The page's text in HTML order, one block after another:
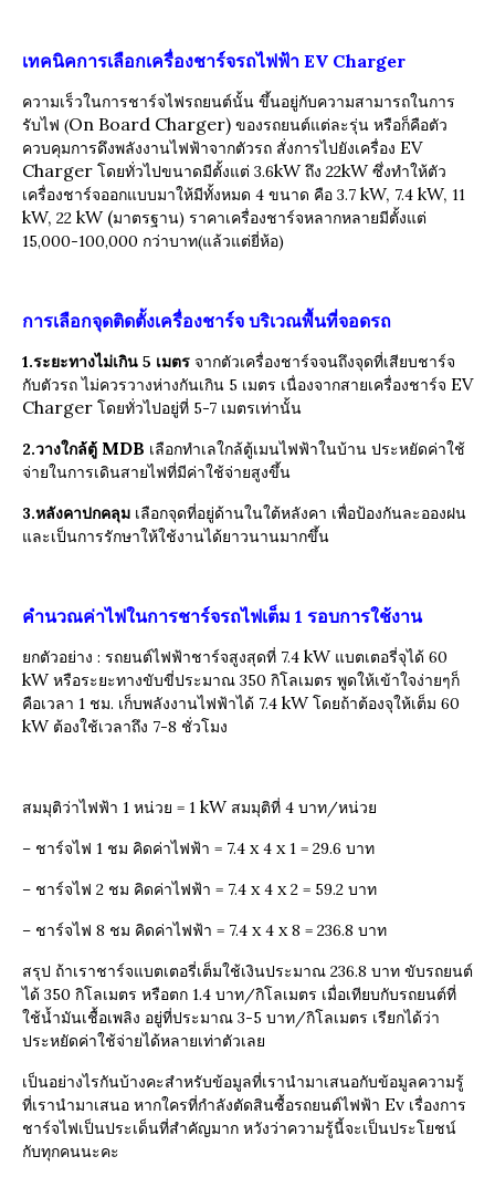
เทคนิคการเลือกเครื่องชาร์จรถไฟฟ้า EV Charger
ความเร็วในการชาร์จไฟรถยนต์นั้น ขึ้นอยู่กับความสามารถในการ
รับไฟ (On Board Charger) ของรถยนต์แต่ละรุ่น หรือก็คือตัว
ควบคุมการดึงพลังงานไฟฟ้าจากตัวรถ สั่งการไปยังเครื่อง EV
Charger โดยทั่วไปขนาดมีตั้งแต่ 3.6kW ถึง 22kW ซึ่งทำให้ตัว
เครื่องชาร์จออกแบบมาให้มีทั้งหมด 4 ขนาด คือ 3.7 kW, 7.4 kW, 11
kW, 22 kW (มาตรฐาน) ราคาเครื่องชาร์จหลากหลายมีตั้งแต่
15,000-100,000 กว่าบาท(แล้วแต่ยี่ห้อ)
การเลือกจุดติดตั้งเครื่องชาร์จ บริเวณพื้นที่จอดรถ
1.ระยะทางไม่เกิน 5 เมตร จากตัวเครื่องชาร์จจนถึงจุดที่เสียบชาร์จ
กับตัวรถ ไม่ควรวางห่างกันเกิน 5 เมตร เนื่องจากสายเครื่องชาร์จ EV
Charger โดยทั่วไปอยู่ที่ 5-7 เมตรเท่านั้น
2.วางใกล้ตู้ MDB เลือกทำเลใกล้ตู้เมนไฟฟ้าในบ้าน ประหยัดค่าใช้
จ่ายในการเดินสายไฟที่มีค่าใช้จ่ายสูงขึ้น
3.หลังคาปกคลุม เลือกจุดที่อยู่ด้านในใต้หลังคา เพื่อป้องกันละอองฝน
และเป็นการรักษาให้ใช้งานได้ยาวนานมากขึ้น
คำนวณค่าไฟในการชาร์จรถไฟเต็ม 1 รอบการใช้งาน
ยกตัวอย่าง : รถยนต์ไฟฟ้าชาร์จสูงสุดที่ 7.4 kW แบตเตอรี่จุได้ 60
kW หรือระยะทางขับขี่ประมาณ 350 กิโลเมตร พูดให้เข้าใจง่ายๆก็
คือเวลา 1 ชม. เก็บพลังงานไฟฟ้าได้ 7.4 kW โดยถ้าต้องจุให้เต็ม 60
kW ต้องใช้เวลาถึง 7-8 ชั่วโมง
สมมุติว่าไฟฟ้า 1 หน่วย = 1 kW สมมุติที่ 4 บาท/หน่วย
– ชาร์จไฟ 1 ชม คิดค่าไฟฟ้า = 7.4 x 4 x 1 = 29.6 บาท
– ชาร์จไฟ 2 ชม คิดค่าไฟฟ้า = 7.4 x 4 x 2 = 59.2 บาท
– ชาร์จไฟ 8 ชม คิดค่าไฟฟ้า = 7.4 x 4 x 8 = 236.8 บาท
สรุป ถ้าเราชาร์จแบตเตอรี่เต็มใช้เงินประมาณ 236.8 บาท ขับรถยนต์
ได้ 350 กิโลเมตร หรือตก 1.4 บาท/กิโลเมตร เมื่อเทียบกับรถยนต์ที่
ใช้น้ำมันเชื้อเพลิง อยู่ที่ประมาณ 3-5 บาท/กิโลเมตร เรียกได้ว่า
ประหยัดค่าใช้จ่ายได้หลายเท่าตัวเลย
เป็นอย่างไรกันบ้างคะสำหรับข้อมูลที่เรานำมาเสนอกับข้อมูลความรู้
ที่เรานำมาเสนอ หากใครที่กำลังตัดสินซื้อรถยนต์ไฟฟ้า Ev เรื่องการ
ชาร์จไฟเป็นประเด็นที่สำคัญมาก หวังว่าความรู้นี้จะเป็นประโยชน์
กับทุกคนนะคะ